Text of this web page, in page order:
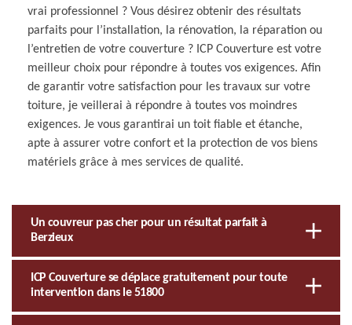
vrai professionnel ? Vous désirez obtenir des résultats
parfaits pour l’installation, la rénovation, la réparation ou
l’entretien de votre couverture ? ICP Couverture est votre
meilleur choix pour répondre à toutes vos exigences. Afin
de garantir votre satisfaction pour les travaux sur votre
toiture, je veillerai à répondre à toutes vos moindres
exigences. Je vous garantirai un toit fiable et étanche,
apte à assurer votre confort et la protection de vos biens
matériels grâce à mes services de qualité.
Un couvreur pas cher pour un résultat parfait à
Berzieux
ICP Couverture se déplace gratuitement pour toute
intervention dans le 51800